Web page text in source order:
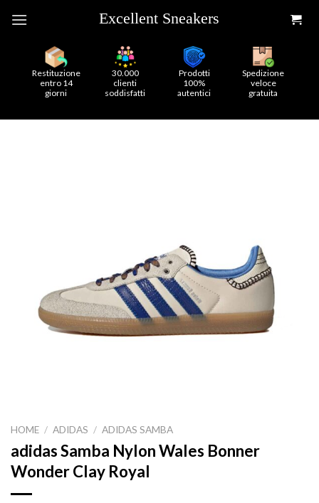
Restituzione
entro 14
giorni
30.000
clienti
soddisfatti
Prodotti
100%
autentici
Spedizione
veloce
gratuita
HOME / ADIDAS / ADIDAS SAMBA
adidas Samba Nylon Wales Bonner
Wonder Clay Royal